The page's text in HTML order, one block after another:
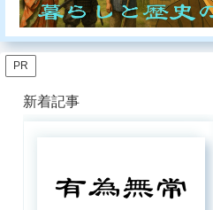
PR
新着記事